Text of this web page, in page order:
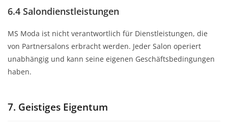
6.4 Salondienstleistungen
MS Moda ist nicht verantwortlich für Dienstleistungen, die
von Partnersalons erbracht werden. Jeder Salon operiert
unabhängig und kann seine eigenen Geschäftsbedingungen
haben.
7. Geistiges Eigentum